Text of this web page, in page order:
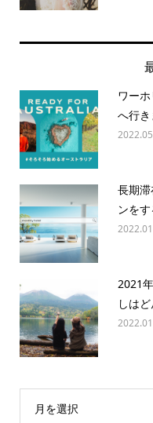
ワー
へ行き
長期
ンを
2021
しは
月を選択